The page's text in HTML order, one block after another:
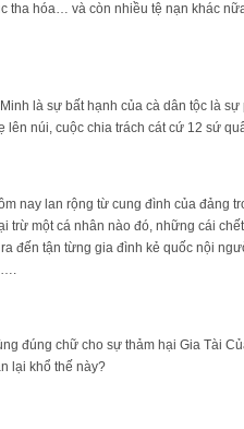
tha hóa… và còn nhiều tệ nạn khác
là sự bất hạnh của cà dân tộc là
núi, cuộc chia trách cát cứ 12 sứ
nay lan rộng từ cung đình của đảng
trừ một cá nhân nào đó, những cái
đến tận từng gia đình kẻ quốc nội
đúng chữ cho sự thảm hại Gia Tài
lại khổ thế này?